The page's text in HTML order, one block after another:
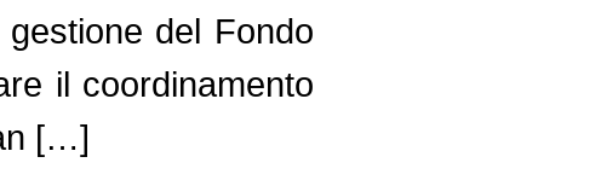
del Fondo
il coordinamento
[…]